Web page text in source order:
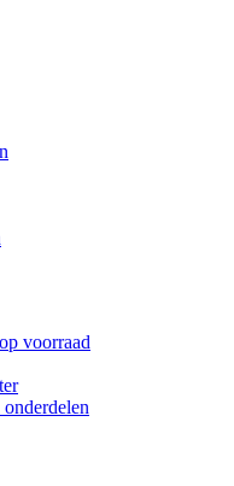
voorraad
onderdelen